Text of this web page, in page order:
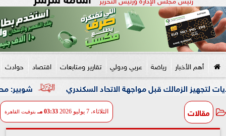
أهم الأخبار رياضة عربي ودولي تقارير ومتابعات اقتصاد حوادث
شوبير: محمد شريف
مقالات الثلاثاء، 7 يوليو 2026 03:33 مـ بتوقيت القاهرة